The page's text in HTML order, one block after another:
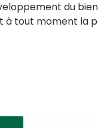
du
à tout moment la